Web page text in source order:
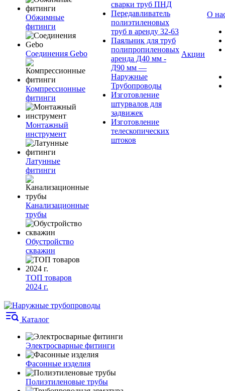
Обжимные
фитинги
Соединения Gebo
Компрессионные
фитинги
Монтажный
инструмент
Латунные
фитинги
Канализационные
трубы
Обустройство
скважин
ТОП товаров
2024 г.
сварки труб ПНД
Передавливатель
полиэтиленовых
труб в аренду 32-63
Паяльник для труб
полипропиленовых
аренда Д40 мм -
Д90 мм —
Наружные
Трубопроводы
Изготовление
штурвалов для
задвижек
Изготовление
телескопических
штоков
Акции
О
Каталог
Электросварные фитинги
Фасонные изделия
Полиэтиленовые трубы